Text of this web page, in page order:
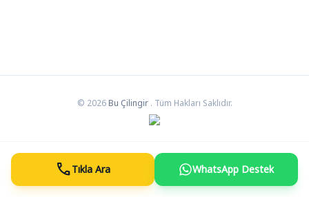
© 2026 Bu Çilingir . Tüm Hakları Saklıdır.
callTıkla Ara WhatsApp Destek